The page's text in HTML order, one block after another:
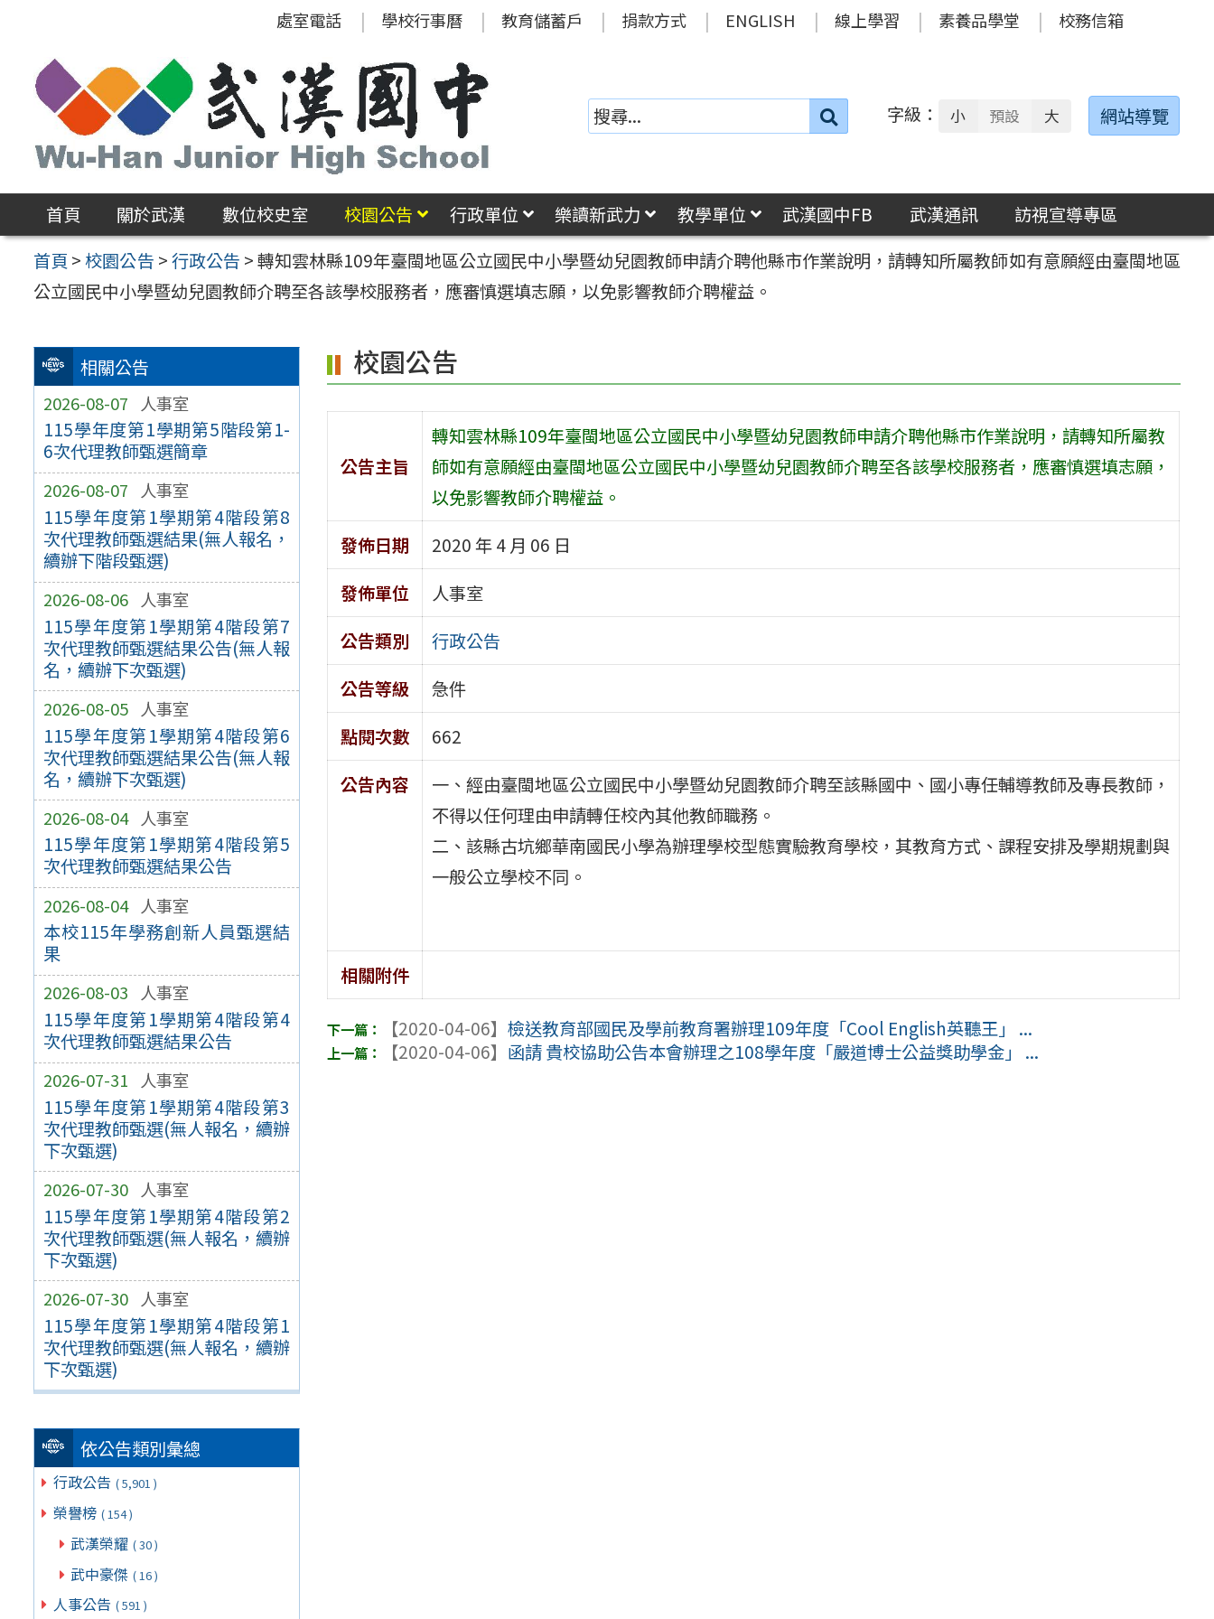
區
處室電話 學校行事曆 教育儲蓄戶 捐款方式 ENGLISH 線上學習 素養品學堂 校務信箱
搜
字級： 小 預設 大 網站導覽
首頁 關於武漢 數位校史室 校園公告 行政單位 樂讀新武力 教學單位 武漢國中FB 武漢通訊
訪視宣導專區
首頁 >校園公告 >行政公告 >轉知雲林縣109年臺閩地區公立國民中小學暨幼兒園教師申請介聘他縣市作業說明，請轉知所屬教師如有意願經由臺閩地區
公立國民中小學暨幼兒園教師介聘至各該學校服務者，應審慎選填志願，以免影響教師介聘權益。
相關公告
2026-08-07 人事室
115學年度第1學期第5階段第1-
6次代理教師甄選簡章
2026-08-07 人事室
115學年度第1學期第4階段第8
次代理教師甄選結果(無人報名，
續辦下階段甄選)
2026-08-06 人事室
115學年度第1學期第4階段第7
次代理教師甄選結果公告(無人報
名，續辦下次甄選)
2026-08-05 人事室
115學年度第1學期第4階段第6
次代理教師甄選結果公告(無人報
名，續辦下次甄選)
2026-08-04 人事室
115學年度第1學期第4階段第5
次代理教師甄選結果公告
2026-08-04 人事室
本校115年學務創新人員甄選結
果
2026-08-03 人事室
115學年度第1學期第4階段第4
次代理教師甄選結果公告
2026-07-31 人事室
115學年度第1學期第4階段第3
次代理教師甄選(無人報名，續辦
下次甄選)
2026-07-30 人事室
115學年度第1學期第4階段第2
次代理教師甄選(無人報名，續辦
下次甄選)
2026-07-30 人事室
115學年度第1學期第4階段第1
次代理教師甄選(無人報名，續辦
下次甄選)
依公告類別彙總
行政公告 ( 5,901 )
榮譽榜 ( 154 )
武漢榮耀 ( 30 )
武中豪傑 ( 16 )
人事公告 ( 591 )
校園公告
公告主旨
轉知雲林縣109年臺閩地區公立國民中小學暨幼兒園教師申請介聘他縣市作業說明，請轉知所屬教
師如有意願經由臺閩地區公立國民中小學暨幼兒園教師介聘至各該學校服務者，應審慎選填志願，
以免影響教師介聘權益。
發佈日期
2020 年 4 月 06 日
發佈單位
人事室
公告類別
行政公告
公告等級
急件
點閱次數
662
公告內容
一、經由臺閩地區公立國民中小學暨幼兒園教師介聘至該縣國中、國小專任輔導教師及專長教師，
不得以任何理由申請轉任校內其他教師職務。
二、該縣古坑鄉華南國民小學為辦理學校型態實驗教育學校，其教育方式、課程安排及學期規劃與
一般公立學校不同。
相關附件
【2020-04-06】檢送教育部國民及學前教育署辦理109年度「Cool English英聽王」 ...
【2020-04-06】 函請 貴校協助公告本會辦理之108學年度「嚴道博士公益獎助學金」 ...